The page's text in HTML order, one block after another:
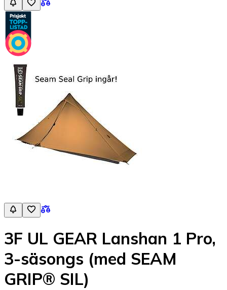
3F UL GEAR Lanshan 1 Pro,
3-säsongs (med SEAM
GRIP® SIL)